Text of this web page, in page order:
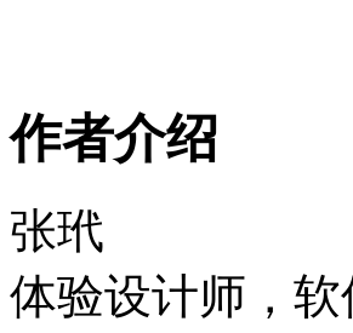
作者介绍
张玳
体验设计师，